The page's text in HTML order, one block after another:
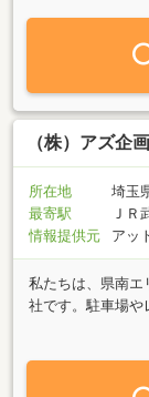
仕事を最大の趣
大切にする。）
ったら行動力と
お客様に提供する
絶対に欠かせませ
良い物件を取得
て下さいます。今
果でここまで成長
件を提供出来るよ
（株）アズ企
所在地
埼玉
最寄駅
ＪＲ
情報提供元
アッ
私たちは、県南エ
社です。駐車場や
策、土地有効活